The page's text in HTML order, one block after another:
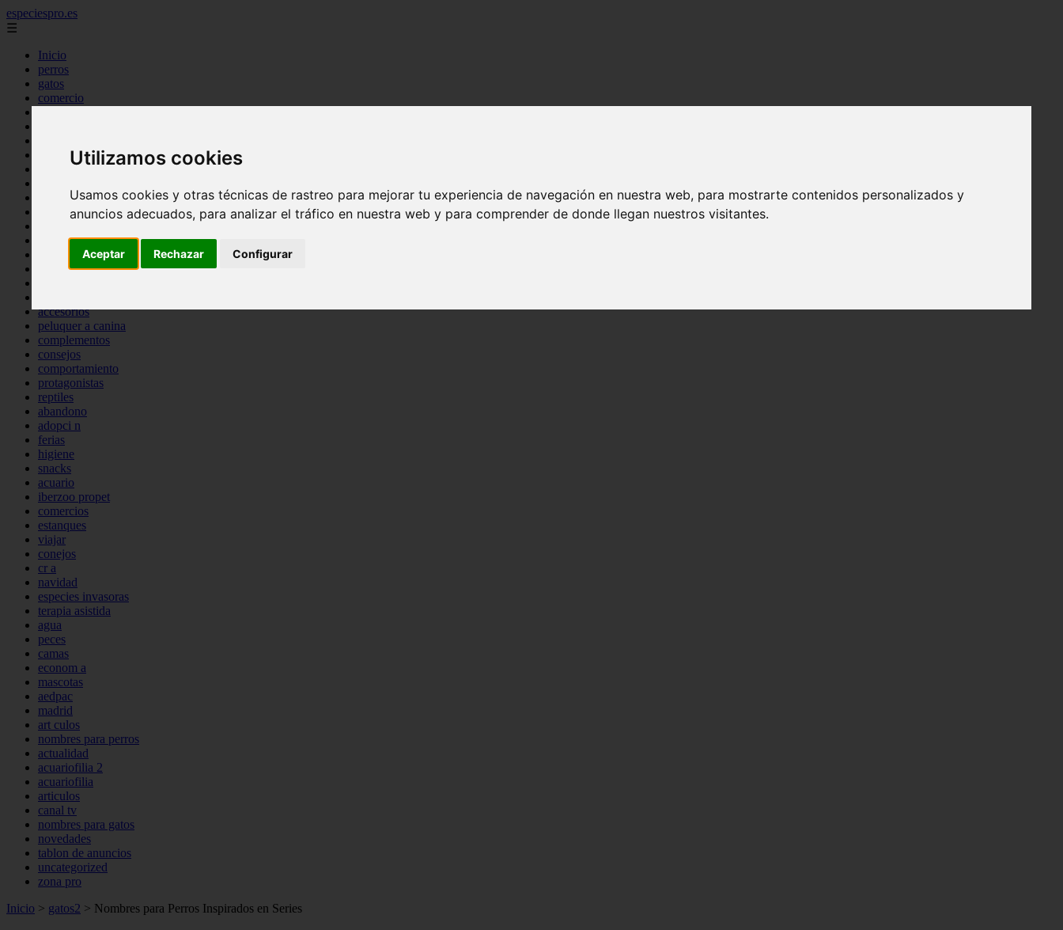
Utilizamos cookies
Usamos cookies y otras técnicas de rastreo para mejorar tu experiencia de navegación en nuestra web, para mostrarte contenidos personalizados y
anuncios adecuados, para analizar el tráfico en nuestra web y para comprender de donde llegan nuestros visitantes.
Aceptar Rechazar Configurar
especiespro.es
☰
Inicio
perros
gatos
comercio
tenencia responsable
mantenimiento
bienestar
peque os mam feros
verano
accesorios
peluquer a canina
complementos
consejos
comportamiento
protagonistas
reptiles
abandono
adopci n
ferias
higiene
snacks
acuario
iberzoo propet
comercios
estanques
viajar
conejos
cr a
navidad
especies invasoras
terapia asistida
agua
peces
camas
econom a
mascotas
aedpac
madrid
art culos
nombres para perros
actualidad
acuariofilia 2
acuariofilia
articulos
canal tv
nombres para gatos
novedades
tablon de anuncios
uncategorized
zona pro
Inicio > gatos2 > Nombres para Perros Inspirados en Series